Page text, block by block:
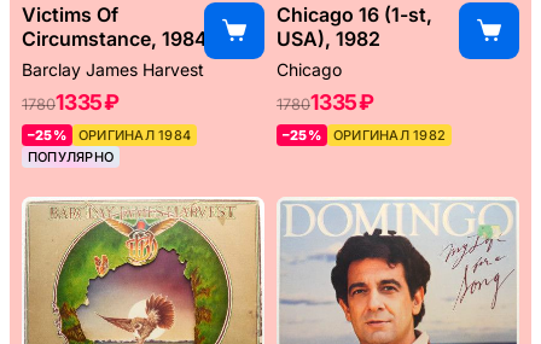
Victims Of
Circumstance, 1984
Barclay James Harvest
17801335 ₽
–25%
ОРИГИНАЛ 1984
ПОПУЛЯРНО
Chicago 16 (1-st,
USA), 1982
Chicago
17801335 ₽
–25% ОРИГИНАЛ 1982